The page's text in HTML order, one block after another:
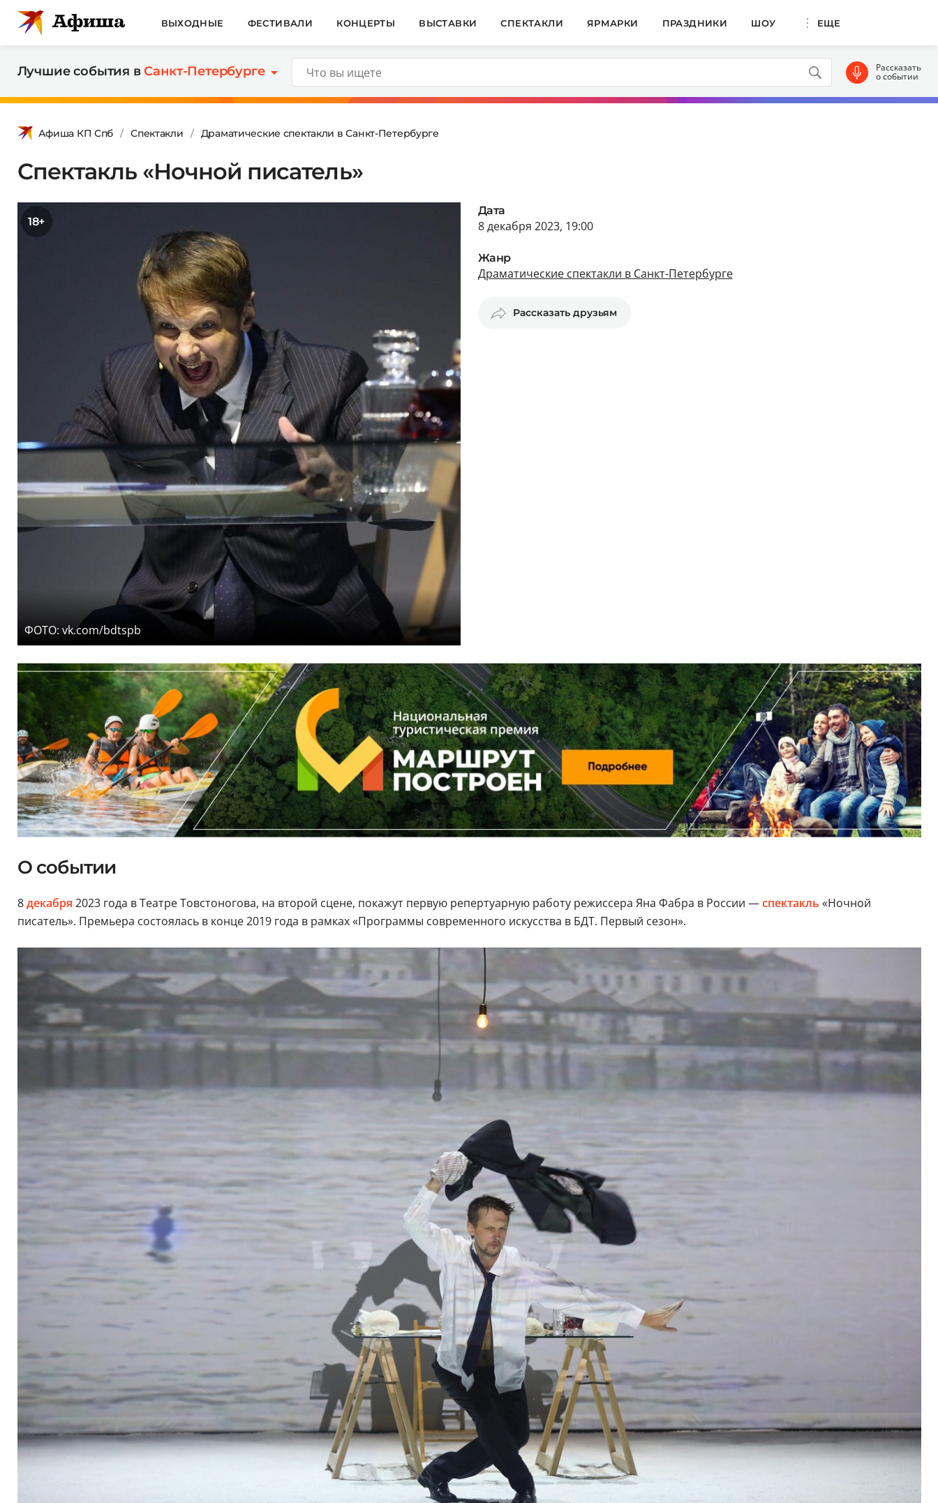
ВЫХОДНЫЕ ФЕСТИВАЛИ КОНЦЕРТЫ ВЫСТАВКИ СПЕКТАКЛИ ЯРМАРКИ ПРАЗДНИКИ ШОУ ЕЩЕ
Лучшие события вСанкт-Петербурге Рассказать
о событии
Афиша КП Спб Спектакли Драматические спектакли в Санкт-Петербурге
Спектакль «Ночной писатель»
18+
ФОТО: vk.com/bdtspb
Дата
8 декабря 2023, 19:00
Жанр
Драматические спектакли в Санкт-Петербурге
Рассказать друзьям
О событии
8декабря 2023 года в Театре Товстоногова, на второй сцене, покажут первую репертуарную работу режиссера Яна Фабра в России —спектакль «Ночной
писатель». Премьера состоялась в конце 2019 года в рамках «Программы современного искусства в БДТ. Первый сезон».